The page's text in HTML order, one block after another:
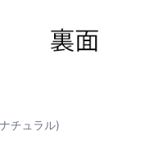
チュラル)